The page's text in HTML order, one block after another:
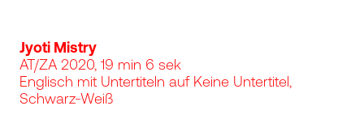
Jyoti Mistry
AT/ZA 2020, 19 min 6 sek
Englisch mit Untertiteln auf Keine Untertitel,
Schwarz-Weiß